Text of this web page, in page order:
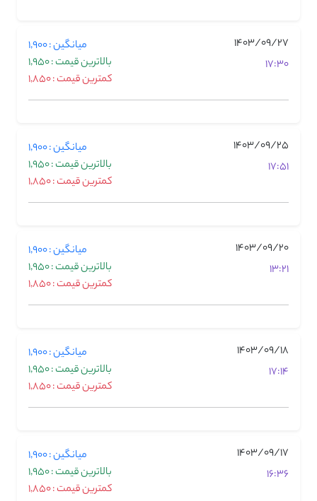
1403/09/27
17:30
میانگین : 1,900
بالاترین قیمت : 1,950
کمترین قیمت : 1,850
1403/09/25
17:51
میانگین : 1,900
بالاترین قیمت : 1,950
کمترین قیمت : 1,850
1403/09/20
13:21
میانگین : 1,900
بالاترین قیمت : 1,950
کمترین قیمت : 1,850
1403/09/18
17:14
میانگین : 1,900
بالاترین قیمت : 1,950
کمترین قیمت : 1,850
1403/09/17
16:36
میانگین : 1,900
بالاترین قیمت : 1,950
کمترین قیمت : 1,850